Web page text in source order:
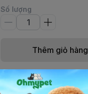
Số lượng
Thêm giỏ hàng